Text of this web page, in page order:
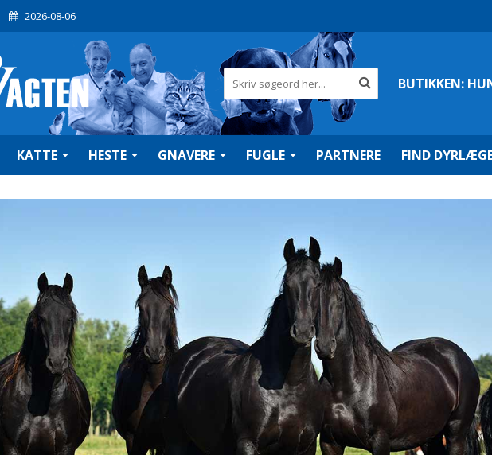
2026-08-06
BUTIKKEN:
KATTE HESTE GNAVERE FUGLE PARTNERE FIND